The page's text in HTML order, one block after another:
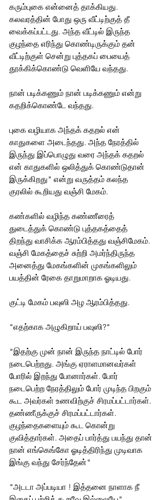
கரும்புகை என்னைத் தாக்கியது.
கலவரத்தின் போது ஒரு வீட்டிற்குத் தீ
வைக்கப்பட்டது. அந்த வீட்டில் இருந்த
குழந்தை எரிந்து கொண்டிருக்கும் தன்
வீட்டிற்குள் சென்று புத்தகப் பையைத்
தூக்கிக்கொண்டு வெளியே வந்தது.
நான் படிக்கணும் நான் படிக்கணும் என்று
கதறிக்கொண்டே வந்தது.
புகை வழியாக அந்தக் கதறல் என்
காதுகளை அடைந்தது. அந்த நேரத்தில்
இருந்து இப்பொழுது வரை அந்தக் கதறல்
என் காதுகளில் ஒலித்துக் கொண்டுதான்
இருக்கிறது" என்று வருத்தம் கலந்த
குரலில் கூறியது வஞ்சி மேகம்.
கண்களில் வழிந்த கண்ணீரைத்
துடைத்துக் கொண்டு புத்தகத்தைத்
திறந்து வாசிக்க ஆரம்பித்தது வஞ்சிமேகம்.
வஞ்சி மேகத்தைச் சுற்றி அமர்ந்திருந்த
அனைத்து மேகங்களின் முகங்களிலும்
பயத்தின் ரேகை தாறுமாறாக ஓடியது.
குட்டி மேகம் பவுஸி அழ ஆரம்பித்தது.
"எதற்காக அழுகிறாய் பவுஸி?"
"இதற்கு முன் நான் இருந்த நாட்டில் போர்
நடைபெற்றது. அங்கு ஏராளமானவர்கள்
போரில் இறந்து போனார்கள். போர்
நடைபெற்ற நேரத்திலும் போர் முடிந்த பிறகும்
கூட அவர்கள் உணவிற்குச் சிரமப்பட்டார்கள்.
தண்ணீருக்குச் சிரமப்பட்டார்கள்.
குழந்தைகளையும் கூட கொன்று
குவித்தார்கள். அதைப் பார்த்து பயந்து தான்
நான் எங்கெங்கோ ஓடித்திரிந்து முடிவாக
இங்கு வந்து சேர்ந்தேன்"
"அடடா அப்படியா ! இத்தனை நாளாக நீ